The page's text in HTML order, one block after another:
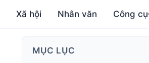
Xã hội Nhân văn Công cụ
MỤC LỤC